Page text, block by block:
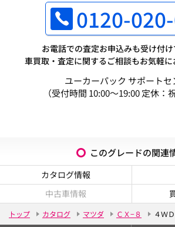
0120-
お電話での査定お申込みも受け付け
車買取・査定に関するご相談もお気軽に
ユーカーパック サポートセ
（受付時間 10:00～19:00 定休：
このグレードの関連
カタログ情報
中古車情報
トップ カタログ マツダ ＣＸ−８ ４Ｗ